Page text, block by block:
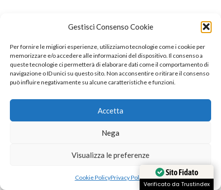
Gestisci Consenso Cookie
Per fornire le migliori esperienze, utilizziamo tecnologie come i cookie per
memorizzare e/o accedere alle informazioni del dispositivo. Il consenso a
queste tecnologie ci permetterà di elaborare dati come il comportamento di
navigazione o ID unici su questo sito. Non acconsentire o ritirare il consenso
può influire negativamente su alcune caratteristiche e funzioni.
Accetta
Nega
Visualizza le preferenze
Cookie PolicyPrivacy Policy
CERTIFICAZIONE EIPASS STANDARD -
VALUTATO
5SU 5
DI FABIANA QUATTROCCHI
CORSO E CERTIFICAZIONE DATTILOGRAFIA
DI IOLANDA
ESAME INTEGRATIVO DA EIPASS 7 MODULI USER
A EIPASS STANDARD - ACCREDITATO ACCREDIA
APPROFITTA DI
Sito Fidato
Verificato da Trustindex